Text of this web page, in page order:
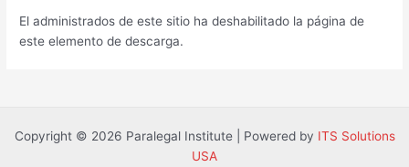
El administrados de este sitio ha deshabilitado la página de
este elemento de descarga.
Copyright © 2026 Paralegal Institute | Powered by ITS Solutions
USA